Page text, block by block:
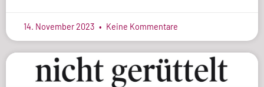
14. November 2023 Keine Kommentare